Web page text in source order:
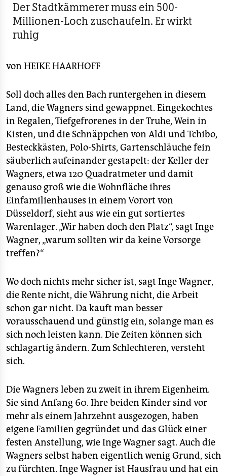
wahrheit
verlag
shop
fragen & hilfe
unterstützen
abo
genossenschaft
epaper login
Der Stadtkämmerer muss ein 500-
Millionen-Loch zuschaufeln. Er wirkt
ruhig
von HEIKE HAARHOFF
Soll doch alles den Bach runtergehen in diesem
Land, die Wagners sind gewappnet. Eingekochtes
in Regalen, Tiefgefrorenes in der Truhe, Wein in
Kisten, und die Schnäppchen von Aldi und Tchibo,
Besteckkästen, Polo-Shirts, Gartenschläuche fein
säuberlich aufeinander gestapelt: der Keller der
Wagners, etwa 120 Quadratmeter und damit
genauso groß wie die Wohnfläche ihres
Einfamilienhauses in einem Vorort von
Düsseldorf, sieht aus wie ein gut sortiertes
Warenlager. „Wir haben doch den Platz“, sagt Inge
Wagner, „warum sollten wir da keine Vorsorge
treffen?“
Wo doch nichts mehr sicher ist, sagt Inge Wagner,
die Rente nicht, die Währung nicht, die Arbeit
schon gar nicht. Da kauft man besser
vorausschauend und günstig ein, solange man es
sich noch leisten kann. Die Zeiten können sich
schlagartig ändern. Zum Schlechteren, versteht
sich.
Die Wagners leben zu zweit in ihrem Eigenheim.
Sie sind Anfang 60. Ihre beiden Kinder sind vor
mehr als einem Jahrzehnt ausgezogen, haben
eigene Familien gegründet und das Glück einer
festen Anstellung, wie Inge Wagner sagt. Auch die
Wagners selbst haben eigentlich wenig Grund, sich
zu fürchten. Inge Wagner ist Hausfrau und hat ein